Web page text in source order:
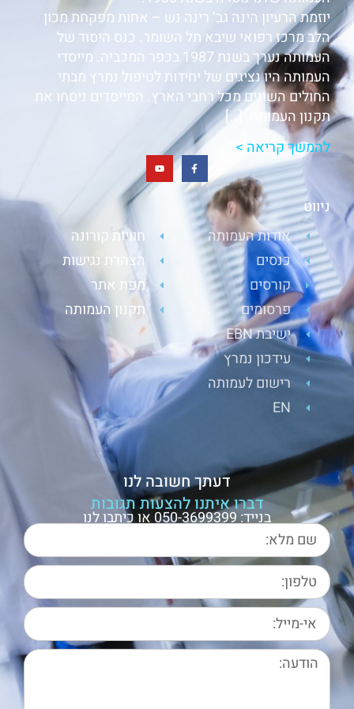
יוזמת הרעיון הינה גב’ רינה נש – אחות מפקחת מכון
הלב מרכז רפואי שיבא תל השומר. כנס היסוד של
העמותה נערך בשנת 1987 בכפר המכביה. מייסדי
העמותה היו נציגים של יחידות לטיפול נמרץ מבתי
החולים השונים מכל רחבי הארץ. המייסדים ניסחו את
תקנון העמותה. […]
להמשך קריאה >
ניווט
אודות העמותה
כנסים
קורסים
פרסומים
ישיבת EBN
עידכון נמרץ
רישום לעמותה
EN
חוויות קורונה
הצהרת נגישות
מפת אתר
תקנון העמותה
דעתך חשובה לנו
דברו איתנו להצעות תגובות
בנייד: 050-3699399 או כיתבו לנו